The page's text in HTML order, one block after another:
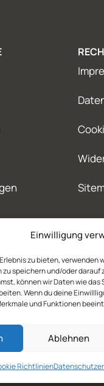
Einwilligung
zu bieten, verwenden
speichern und/oder darauf
können wir Daten wie
Wenn du deine
und Funktionen
Ablehnen
Richtlinien